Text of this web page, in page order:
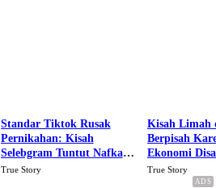
Standar Tiktok Rusak
Pernikahan: Kisah
Selebgram Tuntut Nafkah
Rp.15 Juta Perbulan
True Story
Kisah Limah
Berpisah
Ekonomi
Karena Cinta
True Story